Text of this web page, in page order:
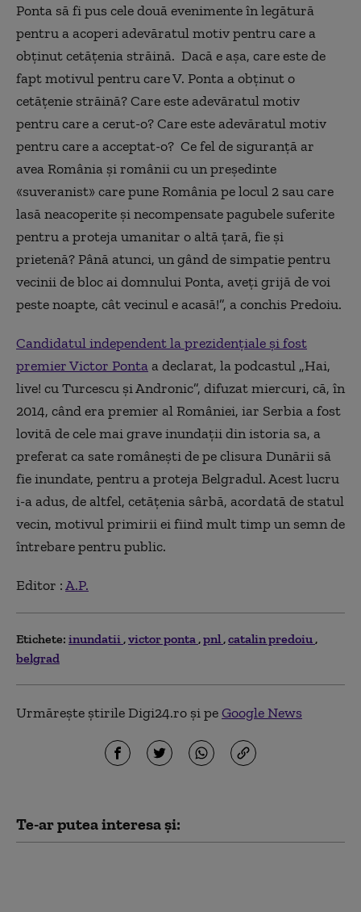
Ponta să fi pus cele două evenimente în legătură
pentru a acoperi adevăratul motiv pentru care a
obținut cetățenia străină. Dacă e așa, care este de
fapt motivul pentru care V. Ponta a obținut o
cetățenie străină? Care este adevăratul motiv
pentru care a cerut-o? Care este adevăratul motiv
pentru care a acceptat-o? Ce fel de siguranță ar
avea România și românii cu un președinte
«suveranist» care pune România pe locul 2 sau care
lasă neacoperite și necompensate pagubele suferite
pentru a proteja umanitar o altă țară, fie și
prietenă? Până atunci, un gând de simpatie pentru
vecinii de bloc ai domnului Ponta, aveți grijă de voi
peste noapte, cât vecinul e acasă!”, a conchis Predoiu.
Candidatul independent la prezidențiale și fost
premier Victor Pontaa declarat, la podcastul „Hai,
live! cu Turcescu și Andronic”, difuzat miercuri, că, în
2014, când era premier al României, iar Serbia a fost
lovită de cele mai grave inundații din istoria sa, a
preferat ca sate românești de pe clisura Dunării să
fie inundate, pentru a proteja Belgradul. Acest lucru
i-a adus, de altfel, cetățenia sârbă, acordată de statul
vecin, motivul primirii ei fiind mult timp un semn de
întrebare pentru public.
Editor :A.P.
Etichete: inundatii victor ponta pnl catalin predoiu
belgrad
Urmărește știrile Digi24.ro și peGoogle News
Te-ar putea interesa și: